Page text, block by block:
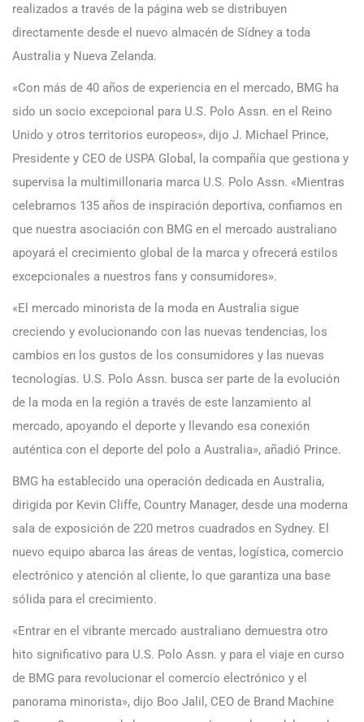
realizados a través de la página web se distribuyen
directamente desde el nuevo almacén de Sídney a toda
Australia y Nueva Zelanda.
«Con más de 40 años de experiencia en el mercado, BMG ha
sido un socio excepcional para U.S. Polo Assn. en el Reino
Unido y otros territorios europeos», dijo J. Michael Prince,
Presidente y CEO de USPA Global, la compañía que gestiona y
supervisa la multimillonaria marca U.S. Polo Assn. «Mientras
celebramos 135 años de inspiración deportiva, confiamos en
que nuestra asociación con BMG en el mercado australiano
apoyará el crecimiento global de la marca y ofrecerá estilos
excepcionales a nuestros fans y consumidores».
«El mercado minorista de la moda en Australia sigue
creciendo y evolucionando con las nuevas tendencias, los
cambios en los gustos de los consumidores y las nuevas
tecnologías. U.S. Polo Assn. busca ser parte de la evolución
de la moda en la región a través de este lanzamiento al
mercado, apoyando el deporte y llevando esa conexión
auténtica con el deporte del polo a Australia», añadió Prince.
BMG ha establecido una operación dedicada en Australia,
dirigida por Kevin Cliffe, Country Manager, desde una moderna
sala de exposición de 220 metros cuadrados en Sydney. El
nuevo equipo abarca las áreas de ventas, logística, comercio
electrónico y atención al cliente, lo que garantiza una base
sólida para el crecimiento.
«Entrar en el vibrante mercado australiano demuestra otro
hito significativo para U.S. Polo Assn. y para el viaje en curso
de BMG para revolucionar el comercio electrónico y el
panorama minorista», dijo Boo Jalil, CEO de Brand Machine